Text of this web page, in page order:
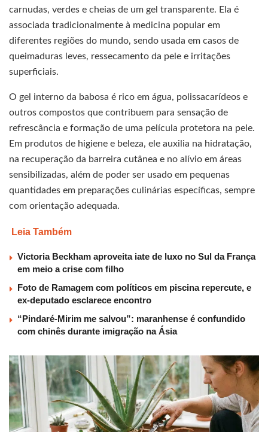
carnudas, verdes e cheias de um gel transparente. Ela é
associada tradicionalmente à medicina popular em
diferentes regiões do mundo, sendo usada em casos de
queimaduras leves, ressecamento da pele e irritações
superficiais.
O gel interno da babosa é rico em água, polissacarídeos e
outros compostos que contribuem para sensação de
refrescância e formação de uma película protetora na pele.
Em produtos de higiene e beleza, ele auxilia na hidratação,
na recuperação da barreira cutânea e no alívio em áreas
sensibilizadas, além de poder ser usado em pequenas
quantidades em preparações culinárias específicas, sempre
com orientação adequada.
Leia Também
Victoria Beckham aproveita iate de luxo no Sul da França
em meio a crise com filho
Foto de Ramagem com políticos em piscina repercute, e
ex-deputado esclarece encontro
“Pindaré-Mirim me salvou”: maranhense é confundido
com chinês durante imigração na Ásia